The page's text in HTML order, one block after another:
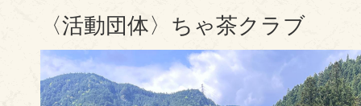
〈活動団体〉ちゃ茶クラブ